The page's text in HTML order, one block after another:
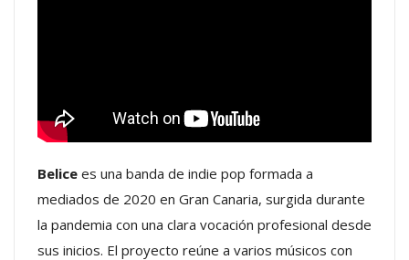
Belice es una banda de indie pop formada a
mediados de 2020 en Gran Canaria, surgida durante
la pandemia con una clara vocación profesional desde
sus inicios. El proyecto reúne a varios músicos con